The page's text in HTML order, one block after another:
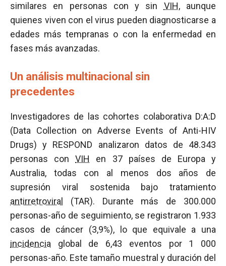
similares en personas con y sin VIH, aunque
quienes viven con el virus pueden diagnosticarse a
edades más tempranas o con la enfermedad en
fases más avanzadas.
Un análisis multinacional sin
precedentes
Investigadores de las cohortes colaborativa D:A:D
(Data Collection on Adverse Events of Anti-HIV
Drugs) y RESPOND analizaron datos de 48.343
personas conVIH
en 37 países de Europa y
Australia, todas con al menos dos años de
supresión viral sostenida bajo tratamiento
antirretroviral
(TAR). Durante más de 300.000
personas-año de seguimiento, se registraron 1.933
casos de cáncer (3,9%), lo que equivale a una
incidencia global de 6,43 eventos por 1 000
personas-año. Este tamaño muestral y duración del